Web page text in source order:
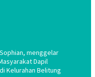
menggelar
Dapil
Kelurahan Belitung